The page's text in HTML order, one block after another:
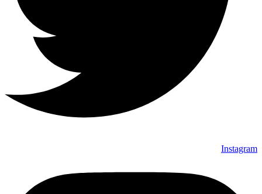
Instagram